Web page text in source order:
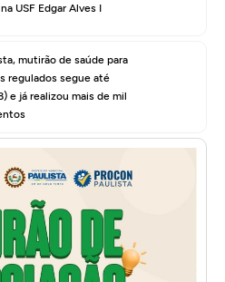
USF Edgar Alves I
mutirão de saúde para
regulados segue até
e já realizou mais de mil